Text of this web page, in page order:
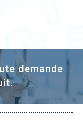
demande